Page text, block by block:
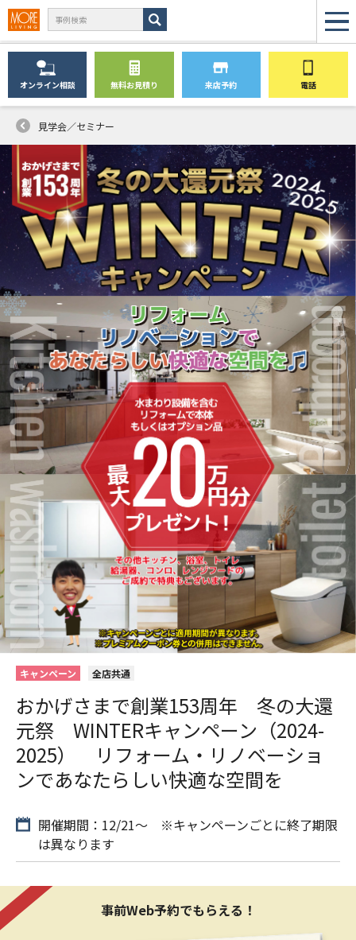
オンライン相談 無料お見積り 来店予約 電話
見学会／セミナー
キャンペーン 全店共通
おかげさまで創業153周年 冬の大還
元祭 WINTERキャンペーン（2024-
2025） リフォーム・リノベーショ
ンであなたらしい快適な空間を
開催期間：12/21〜 ※キャンペーンごとに終了期限
は異なります
事前Web予約でもらえる！